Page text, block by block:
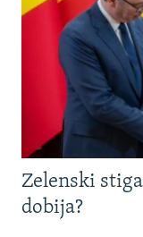
Zelenski
dobija?